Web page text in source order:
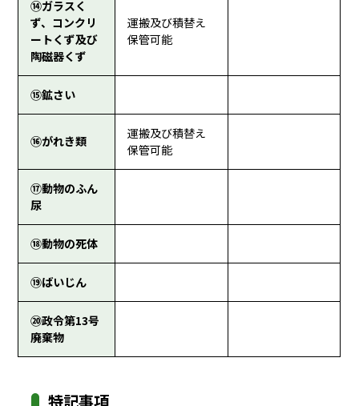
⑭ガラスく
ず、コンクリ
ートくず及び
陶磁器くず
運搬及び積替え
保管可能
⑮鉱さい
⑯がれき類
運搬及び積替え
保管可能
⑰動物のふん
尿
⑱動物の死体
⑲ばいじん
⑳政令第13号
廃棄物